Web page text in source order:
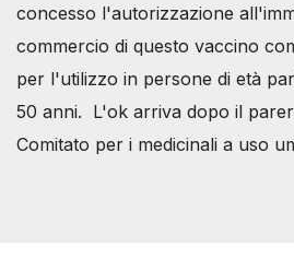
concesso l'autorizzazione
commercio di questo vaccino
per l'utilizzo in persone di età
50 anni. L'ok arriva dopo il
Comitato per i medicinali a uso